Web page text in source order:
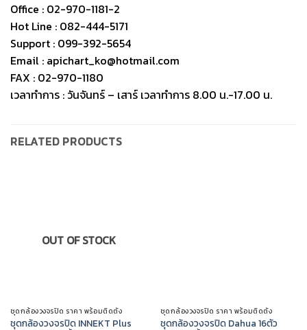
Office : 02-970-1181-2
Hot Line : 082-444-5171
Support : 099-392-5654
Email : apichart_ko@hotmail.com
FAX : 02-970-1180
เวลาทำการ : วันจันทร์ – เสาร์ เวลาทำการ 8.00 น.-17.00 น.
RELATED PRODUCTS
OUT OF STOCK
ชุดกล้องวงจรปิด ราคา พร้อมติดตั้ง
ชุดกล้องวงจรปิด INNEKT Plus
ชุดกล้องวงจรปิด ราคา พร้อมติดตั้ง
ชุดกล้องวงจรปิด Dahua 16ตัว